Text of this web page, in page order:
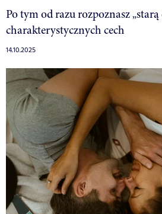
Po tym od razu rozpoznasz „starą
charakterystycznych cech
14.10.2025